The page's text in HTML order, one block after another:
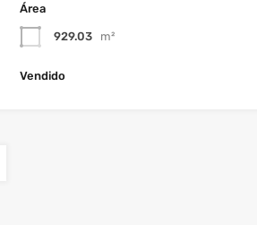
Área
929.03 m²
Vendido